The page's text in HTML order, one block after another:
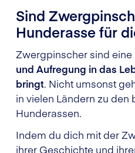
Sind
Hunderasse für
Zwergpinscher sind
und Aufregung in das
bringt. Nicht umsonst
in vielen Ländern zu den
Hunderassen.
Indem du dich mit der
ihrer Geschichte und